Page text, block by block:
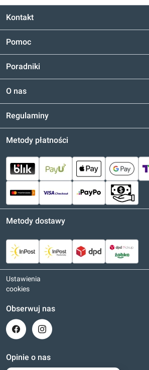
Kontakt
Pomoc
Poradniki
O nas
Regulaminy
Metody płatności
Metody dostawy
Ustawienia
cookies
Obserwuj nas
Opinie o nas